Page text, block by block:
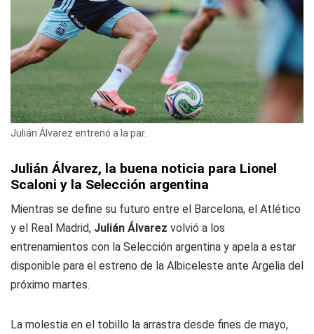
Julián Álvarez entrenó a la par.
Julián Álvarez, la buena noticia para Lionel
Scaloni y la Selección argentina
Mientras se define su futuro entre el Barcelona, el Atlético
y el Real Madrid, Julián Álvarez volvió a los
entrenamientos con la Selección argentina y apela a estar
disponible para el estreno de la Albiceleste ante Argelia del
próximo martes.
La molestia en el tobillo la arrastra desde fines de mayo,